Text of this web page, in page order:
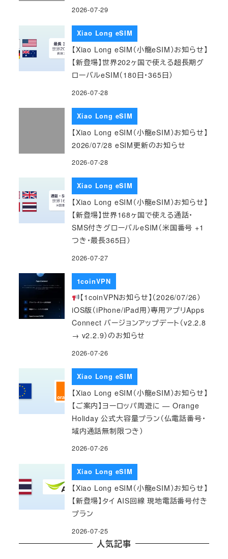
2026-07-29
Xiao Long eSIM
【Xiao Long eSIM（小龍eSIM）お知らせ】
【新登場】世界202ヶ国で使える超長期グ
ローバルeSIM（180日・365日）
2026-07-28
Xiao Long eSIM
【Xiao Long eSIM（小龍eSIM）お知らせ】
2026/07/28 eSIM更新のお知らせ
2026-07-28
Xiao Long eSIM
【Xiao Long eSIM（小龍eSIM）お知らせ】
【新登場】世界168ヶ国で使える通話・
SMS付きグローバルeSIM（米国番号 +1
つき・最長365日）
2026-07-27
1coinVPN
【1coinVPNお知らせ】（2026/07/26）
iOS版（iPhone/iPad用）専用アプリApps
Connect バージョンアップデート（v2.2.8
→ v2.2.9）のお知らせ
2026-07-26
Xiao Long eSIM
【Xiao Long eSIM（小龍eSIM）お知らせ】
【ご案内】ヨーロッパ周遊に — Orange
Holiday 公式大容量プラン（仏電話番号・
域内通話無制限つき）
2026-07-26
Xiao Long eSIM
【Xiao Long eSIM（小龍eSIM）お知らせ】
【新登場】タイ AIS回線 現地電話番号付き
プラン
2026-07-25
人気記事